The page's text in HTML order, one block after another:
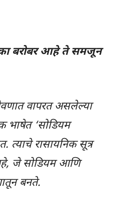
बरोबर आहे ते समजून
वापरत असलेल्या
भाषेत ‘सोडियम
त्याचे रासायनिक सूत्र
जे सोडियम आणि
बनते.